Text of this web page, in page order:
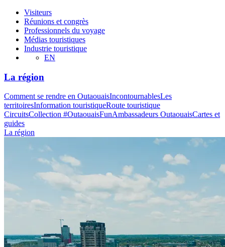
Visiteurs
Réunions et congrès
Professionnels du voyage
Médias touristiques
Industrie touristique
EN
La région
Comment se rendre en OutaouaisIncontournablesLes
territoiresInformation touristiqueRoute touristique
CircuitsCollection #OutaouaisFunAmbassadeurs OutaouaisCartes et
guides
La région